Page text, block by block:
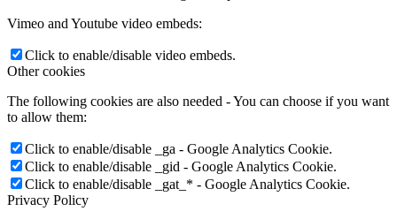
Vimeo and Youtube video embeds:
Click to enable/disable video embeds.
Other cookies
The following cookies are also needed - You can choose if you want
to allow them:
Click to enable/disable _ga - Google Analytics Cookie.
Click to enable/disable _gid - Google Analytics Cookie.
Click to enable/disable _gat_* - Google Analytics Cookie.
Privacy Policy